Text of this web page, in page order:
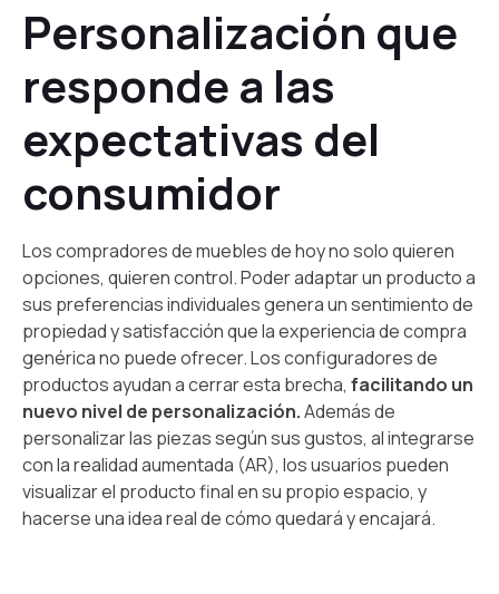
Personalización que
responde a las
expectativas del
consumidor
Los compradores de muebles de hoy no solo quieren
opciones, quieren control. Poder adaptar un producto a
sus preferencias individuales genera un sentimiento de
propiedad y satisfacción que la experiencia de compra
genérica no puede ofrecer. Los configuradores de
productos ayudan a cerrar esta brecha, facilitando un
nuevo nivel de personalización.Además de
personalizar las piezas según sus gustos, al integrarse
con la realidad aumentada (AR), los usuarios pueden
visualizar el producto final en su propio espacio, y
hacerse una idea real de cómo quedará y encajará.